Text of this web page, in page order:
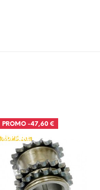
PROMO -47,60 €
RUPTURE DE STOCK